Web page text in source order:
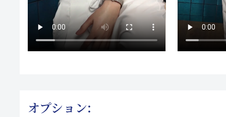
オプション: